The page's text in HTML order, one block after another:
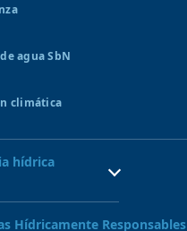
agua SbN
climática
de líderes en SbN
de Inversión Pública
hídrica
Nexus
Hídricamente Responsables